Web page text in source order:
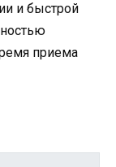
и быстрой
приема